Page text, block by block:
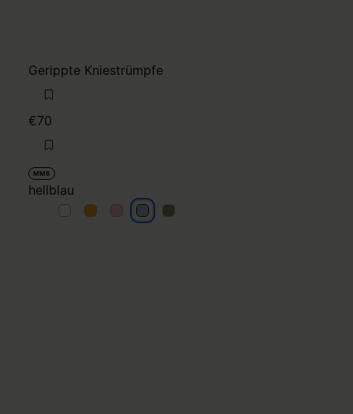
Gerippte Kniestrümpfe
€70
MM6
hellblau
hellblauhellblauhellblauhellblauhellblau